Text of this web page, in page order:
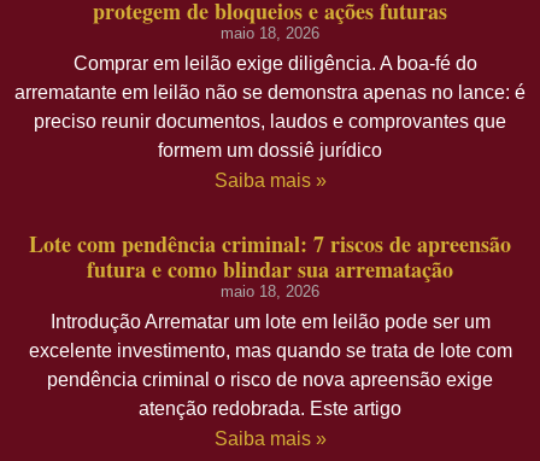
protegem de bloqueios e ações futuras
maio 18, 2026
Comprar em leilão exige diligência. A boa-fé do
arrematante em leilão não se demonstra apenas no lance: é
preciso reunir documentos, laudos e comprovantes que
formem um dossiê jurídico
Saiba mais »
Lote com pendência criminal: 7 riscos de apreensão
futura e como blindar sua arrematação
maio 18, 2026
Introdução Arrematar um lote em leilão pode ser um
excelente investimento, mas quando se trata de lote com
pendência criminal o risco de nova apreensão exige
atenção redobrada. Este artigo
Saiba mais »